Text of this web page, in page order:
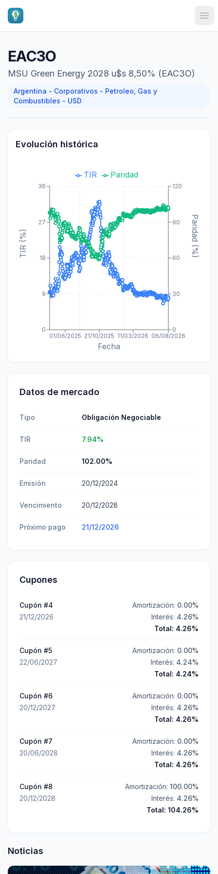
EAC3O
MSU Green Energy 2028 u$s 8,50% (EAC3O)
Argentina - Corporativos - Petroleo, Gas y
Combustibles - USD
Evolución histórica
01/06/2025 21/10/2025 11/03/2026 06/08/2026
Fecha
0
9
18
27
36
TIR (%)
0
30
60
90
120
Paridad (%)
TIR Paridad
Datos de mercado
Tipo Obligación Negociable
TIR 7.94%
Paridad 102.00%
Emisión 20/12/2024
Vencimiento 20/12/2028
Próximo pago 21/12/2026
Cupones
Cupón #4
21/12/2026
Amortización: 0.00%
Interés: 4.26%
Total: 4.26%
Cupón #5
22/06/2027
Amortización: 0.00%
Interés: 4.24%
Total: 4.24%
Cupón #6
20/12/2027
Amortización: 0.00%
Interés: 4.26%
Total: 4.26%
Cupón #7
20/06/2028
Amortización: 0.00%
Interés: 4.26%
Total: 4.26%
Cupón #8
20/12/2028
Amortización: 100.00%
Interés: 4.26%
Total: 104.26%
Noticias